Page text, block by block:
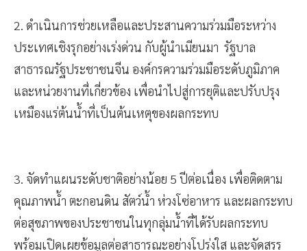
2. ดำเนินการช่วยเหลือและประสานความร่วมมือระหว่าง
ประเทศเชิงรุกอย่างเร่งด่วน กับผู้นำเมียนมา รัฐบาล
สาธารณรัฐประชาชนจีน องค์กรความร่วมมือระดับภูมิภาค
และหน่วยงานที่เกี่ยวข้อง เพื่อนำไปสู่การยุติและปรับปรุง
3. จัดทำแผนระดับชาติอย่างน้อย 5 ปีต่อเนื่อง เพื่อติดตาม
คุณภาพน้ำ ตะกอนดิน สัตว์น้ำ ห่วงโซ่อาหาร และผลกระทบ
ต่อสุขภาพของประชาชนในทุกลุ่มน้ำที่ได้รับผลกระทบ